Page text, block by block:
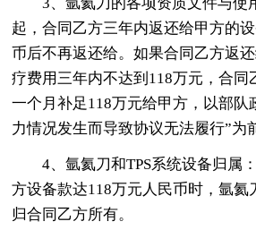
起，合同乙方三年内返还给甲方的
币后不再返还给。如果合同乙方返
疗费用三年内不达到118万元，合同
一个月补足118万元给甲方，以部队
力情况发生而导致协议无法履行”为
4、氩氦刀和TPS系统设备归属
方设备款达118万元人民币时，氩氦
归合同乙方所有。